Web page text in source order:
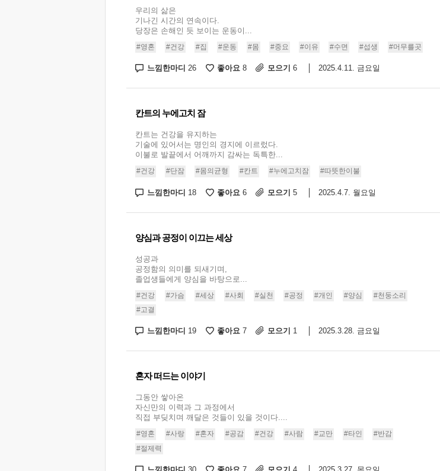
우리의 삶은
기나긴 시간의 연속이다.
당장은 손해인 듯 보이는 운동이...
#영혼 #건강 #집 #운동 #몸 #중요 #이유 #수면 #섭생 #머무를곳
느낌한마디 26 좋아요 8 모으기 6 2025.4.11. 금요일
칸트의 누에고치 잠
칸트는 건강을 유지하는
기술에 있어서는 명인의 경지에 이르렀다.
이불로 발끝에서 어깨까지 감싸는 독특한...
#건강 #단잠 #몸의균형 #칸트 #누에고치잠 #따뜻한이불
느낌한마디 18 좋아요 6 모으기 5 2025.4.7. 월요일
양심과 공정이 이끄는 세상
성공과
공정함의 의미를 되새기며,
졸업생들에게 양심을 바탕으로...
#건강 #가슴 #세상 #사회 #실천 #공정 #개인 #양심
#천둥소리
#고결
느낌한마디 19 좋아요 7 모으기 1 2025.3.28. 금요일
혼자 떠드는 이야기
그동안 쌓아온
자신만의 이력과 그 과정에서
직접 부딪치며 깨달은 것들이 있을 것이다....
#영혼 #사랑 #혼자 #공감 #건강 #사람 #교만 #타인
#반감
#절제력